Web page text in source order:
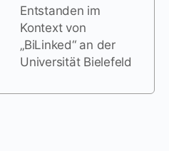
Entstanden im
Kontext von
„BiLinked“ an der
Universität Bielefeld